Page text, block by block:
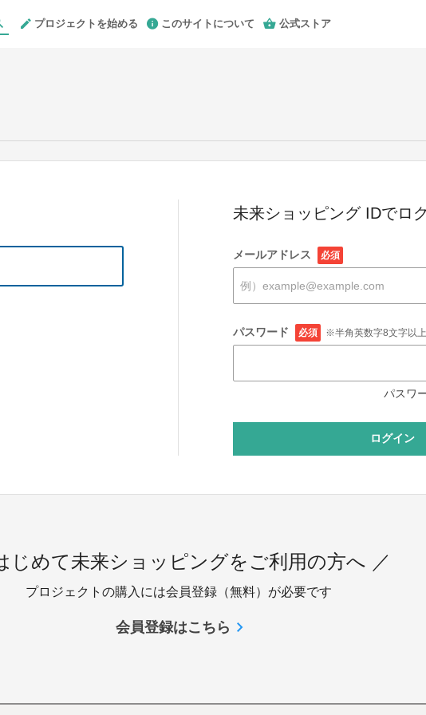
プロジェクトを始める このサイトについて 公式ストア
未来ショッピング IDでロ
メールアドレス 必須
パスワード 必須 ※半角英数字8文字以上
パスワ
ログイン
じめて未来ショッピングをご利用の方へ ／
プロジェクトの購入には会員登録（無料）が必要です
会員登録はこちら